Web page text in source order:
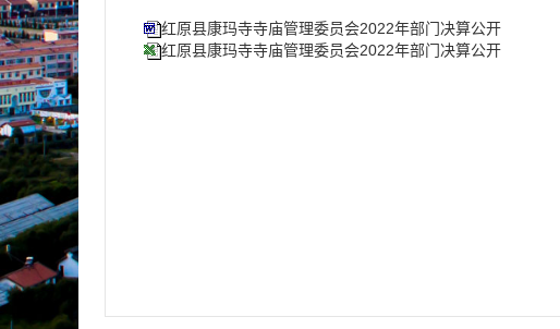
红原县康玛寺寺庙管理委员会2022年部门决算公开
红原县康玛寺寺庙管理委员会2022年部门决算公开